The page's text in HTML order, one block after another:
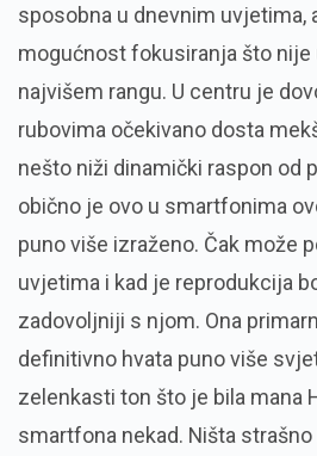
sposobna u dnevnim uvjetima,
mogućnost fokusiranja što nije
najvišem rangu. U centru je
rubovima očekivano dosta
nešto niži dinamički raspon od
obično je ovo u smartfonima
puno više izraženo. Čak može
uvjetima i kad je reprodukcija
zadovoljniji s njom. Ona
definitivno hvata puno više
zelenkasti ton što je bila mana
smartfona nekad. Ništa